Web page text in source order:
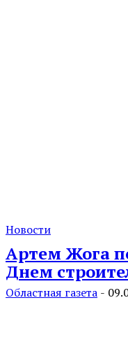
Новости
Артем Жога
Днем
Областная газета -